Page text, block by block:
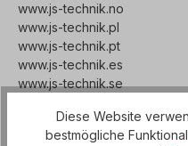
www.js-technik.no
www.js-technik.pl
www.js-technik.pt
www.js-technik.es
www.js-technik.se
Diese Website
bestmögliche